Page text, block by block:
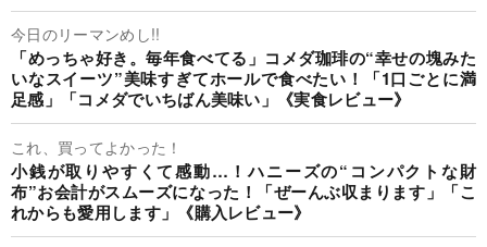
今日のリーマンめし!!
「めっちゃ好き。毎年食べてる」コメダ珈琲の“幸せの塊みた
いなスイーツ”美味すぎてホールで食べたい！「1口ごとに満
足感」「コメダでいちばん美味い」《実食レビュー》
これ、買ってよかった！
小銭が取りやすくて感動…！ハニーズの“コンパクトな財
布”お会計がスムーズになった！「ぜーんぶ収まります」「こ
れからも愛用します」《購入レビュー》